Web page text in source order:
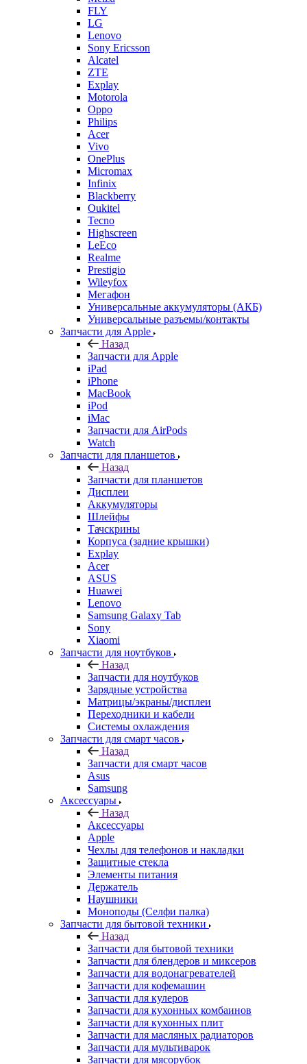
FLY
LG
Lenovo
Sony Ericsson
Alcatel
ZTE
Explay
Motorola
Oppo
Philips
Acer
Vivo
OnePlus
Micromax
Infinix
Blackberry
Oukitel
Tecno
Highscreen
LeEco
Realme
Prestigio
Wileyfox
Мегафон
Универсальные аккумуляторы (АКБ)
Универсальные разъемы/контакты
Запчасти для Apple
Назад
Запчасти для Apple
iPad
iPhone
MacBook
iPod
iMac
Запчасти для AirPods
Watch
Запчасти для планшетов
Назад
Запчасти для планшетов
Дисплеи
Аккумуляторы
Шлейфы
Тачскрины
Корпуса (задние крышки)
Explay
Acer
ASUS
Huawei
Lenovo
Samsung Galaxy Tab
Sony
Xiaomi
Запчасти для ноутбуков
Назад
Запчасти для ноутбуков
Зарядные устройства
Матрицы/экраны/дисплеи
Переходники и кабели
Системы охлаждения
Запчасти для смарт часов
Назад
Запчасти для смарт часов
Asus
Samsung
Аксессуары
Назад
Аксессуары
Apple
Чехлы для телефонов и накладки
Защитные стекла
Элементы питания
Держатель
Наушники
Моноподы (Селфи палка)
Запчасти для бытовой техники
Назад
Запчасти для бытовой техники
Запчасти для блендеров и миксеров
Запчасти для водонагревателей
Запчасти для кофемашин
Запчасти для кулеров
Запчасти для кухонных комбаинов
Запчасти для кухонных плит
Запчасти для масляных радиаторов
Запчасти для мультиварок
Запчасти для мясорубок